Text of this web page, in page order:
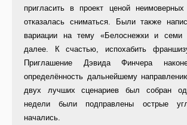
пригласить в проект ценой
отказалась сниматься. Были также
вариации на тему «Белоснежки и семи
далее. К счастью, испохабить
Приглашение Дэвида Финчера
определённость дальнейшему
двух лучших сценариев был собран
недели были подправлены острые
начались.